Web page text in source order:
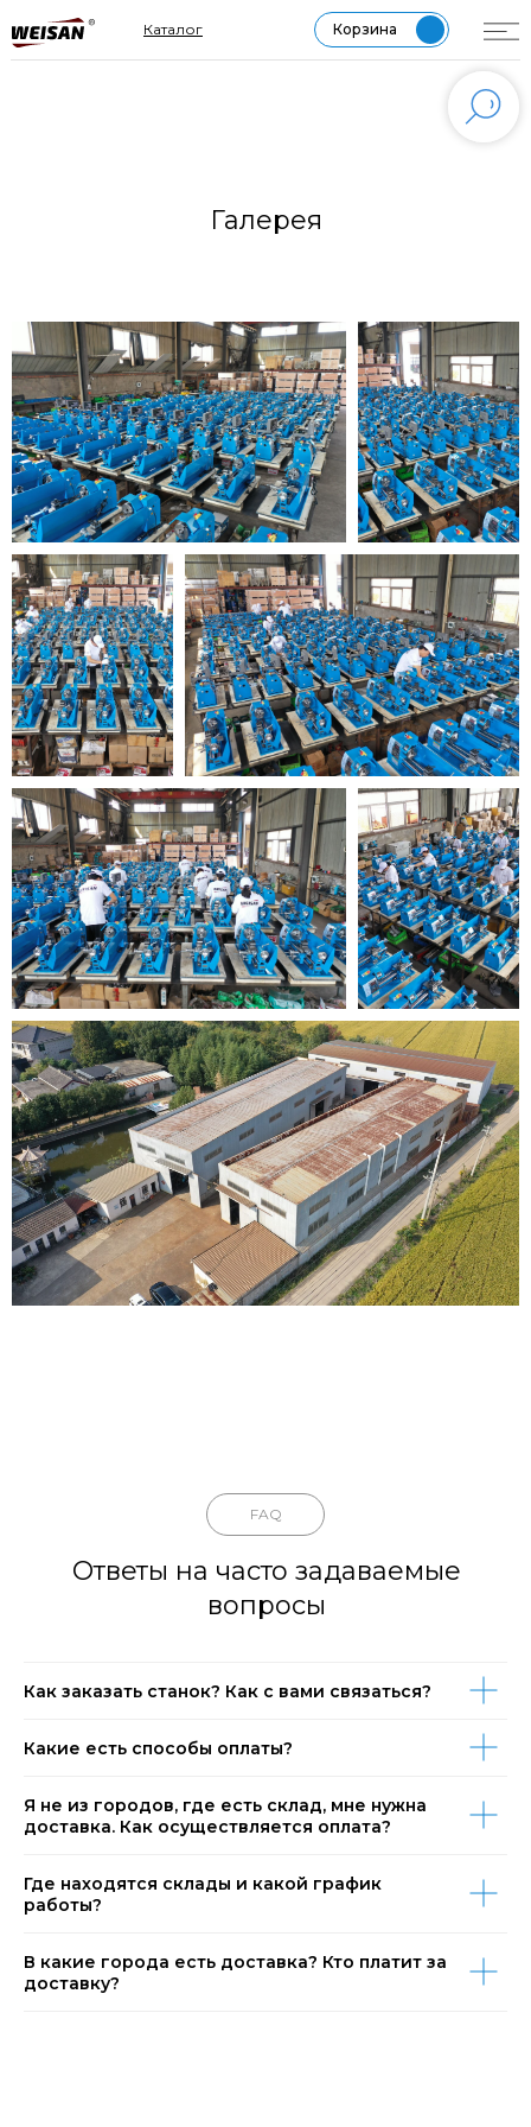
МЕССЕНДЖЕР MAX
Каталог Корзина
Галерея
FAQ
Ответы на часто задаваемые
вопросы
Как заказать станок? Как с вами связаться?
Какие есть способы оплаты?
Я не из городов, где есть склад, мне нужна
доставка. Как осуществляется оплата?
Где находятся склады и какой график
работы?
В какие города есть доставка? Кто платит за
доставку?